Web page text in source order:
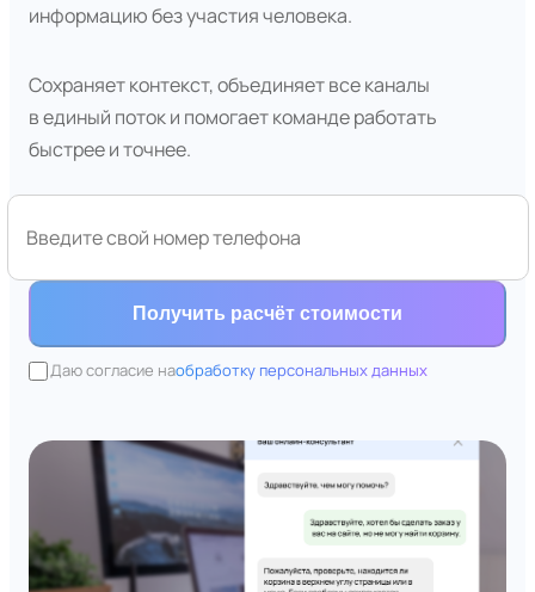
информацию без участия человека.
Сохраняет контекст, объединяет все каналы
в единый поток и помогает команде работать
быстрее и точнее.
Получить расчёт стоимости
Даю согласие наобработку персональных данных